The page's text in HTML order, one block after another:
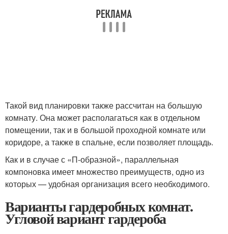
Такой вид планировки также рассчитан на большую
комнату. Она может располагаться как в отдельном
помещении, так и в большой проходной комнате или
коридоре, а также в спальне, если позволяет площадь.
Как и в случае с «П-образной», параллельная
компоновка имеет множество преимуществ, одно из
которых — удобная организация всего необходимого.
Варианты гардеробных комнат.
Угловой вариант гардероба